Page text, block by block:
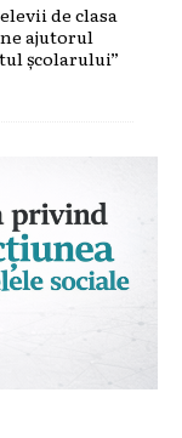
de clasa
ajutorul
școlarului”